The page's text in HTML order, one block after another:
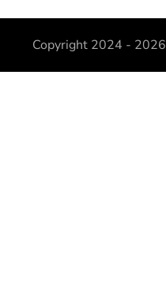
Copyright 2024 - 2026